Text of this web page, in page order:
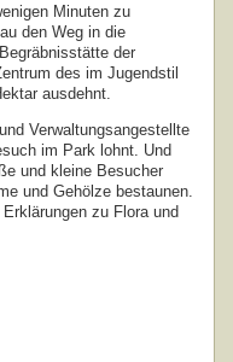
Minuten zu
den Weg in die
der
des im Jugendstil
ausdehnt.
Verwaltungsangestellte
im Park lohnt. Und
und kleine Besucher
und Gehölze bestaunen.
zu Flora und